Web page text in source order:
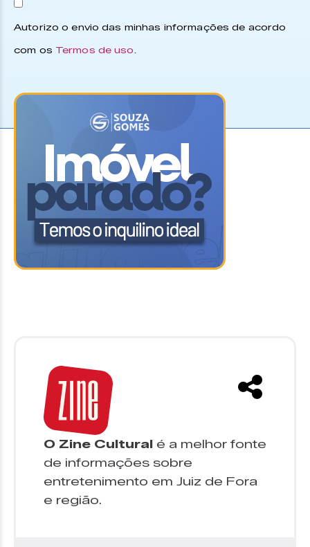
Autorizo o envio das minhas informações de acordo
com os Termos de uso.
O Zine Cultural é a melhor fonte
de informações sobre
entretenimento em Juiz de Fora
e região.